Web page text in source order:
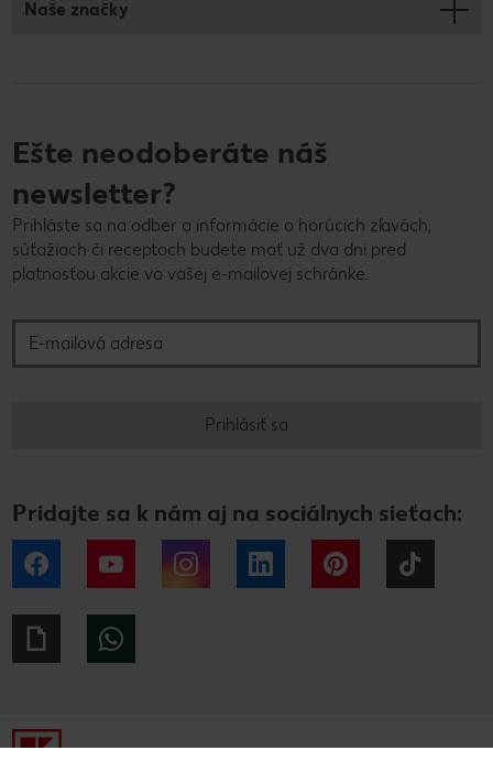
Naše značky
Ešte neodoberáte náš
newsletter?
Prihláste sa na odber a informácie o horúcich zľavách,
súťažiach či receptoch budete mať už dva dni pred
platnosťou akcie vo vašej e-mailovej schránke.
Prihlásiť sa
Pridajte sa k nám aj na sociálnych sieťach:
Facebook YouTube Instagram LinkedIn Pinterest
Giphy